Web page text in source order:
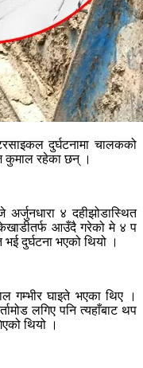
दुर्घटनामा चालकको
कुमाल रहेका छन् ।
४ दहीझोडास्थित
आउँदै गरेको मे ४ प
दुर्घटना भएको थियो ।
गम्भीर घाइते भएका थिए ।
लगिए पनि त्यहाँबाट थप
थियो ।